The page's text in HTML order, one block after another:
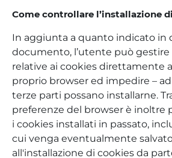
Come controllare l’installazione
In aggiunta a quanto indicato in
documento, l’utente può gestire
relative ai cookies direttamente
proprio browser ed impedire –
terze parti possano installarne.
preferenze del browser è inoltre
i cookies installati in passato,
cui venga eventualmente
all'installazione di cookies da